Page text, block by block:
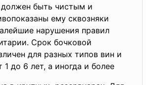
должен быть чистым и
ему сквозняки
нарушения правил
Срок бочковой
для разных типов вин и
1 до 6 лет, а иногда и более